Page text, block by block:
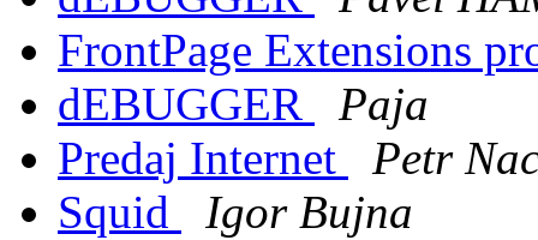
FrontPage Extensions
dEBUGGER
Paja
Predaj Internet
Petr
Squid
Igor Bujna